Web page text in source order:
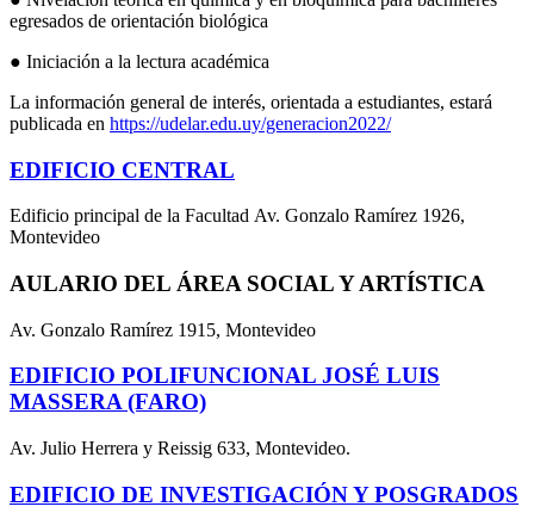
egresados de orientación biológica
● Iniciación a la lectura académica
La información general de interés, orientada a estudiantes, estará
publicada en https://udelar.edu.uy/generacion2022/
EDIFICIO CENTRAL
Edificio principal de la Facultad Av. Gonzalo Ramírez 1926,
Montevideo
AULARIO DEL ÁREA SOCIAL Y ARTÍSTICA
Av. Gonzalo Ramírez 1915, Montevideo
EDIFICIO POLIFUNCIONAL JOSÉ LUIS
MASSERA (FARO)
Av. Julio Herrera y Reissig 633, Montevideo.
EDIFICIO DE INVESTIGACIÓN Y POSGRADOS